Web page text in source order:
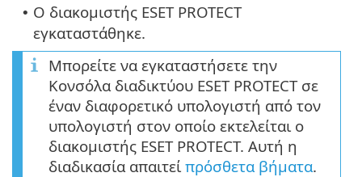
• Ο διακομιστής ESET PROTECT
εγκαταστάθηκε.
Μπορείτε να εγκαταστήσετε την
Κονσόλα διαδικτύου ESET PROTECT σε
έναν διαφορετικό υπολογιστή από τον
υπολογιστή στον οποίο εκτελείται ο
διακομιστής ESET PROTECT. Αυτή η
διαδικασία απαιτεί πρόσθετα βήματα.